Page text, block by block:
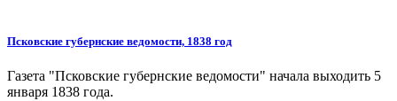
Псковские губернские ведомости, 1838 год
Газета "Псковские губернские ведомости" начала выходить 5
января 1838 года.